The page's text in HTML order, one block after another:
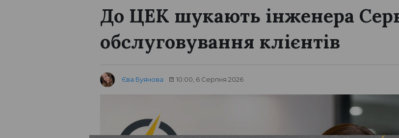
До ЦЕК шукають інженера
обслуговування клієнтів
Єва Буянова 10:00, 6 Серпня 2026